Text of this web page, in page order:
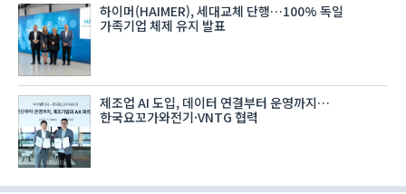
하이머(HAIMER), 세대교체 단행…100% 독일
가족기업 체제 유지 발표
제조업 AI 도입, 데이터 연결부터 운영까지…
한국요꼬가와전기·VNTG 협력